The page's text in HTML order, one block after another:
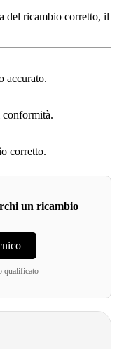
del ricambio corretto, il
accurato.
corretto.
un ricambio
qualificato